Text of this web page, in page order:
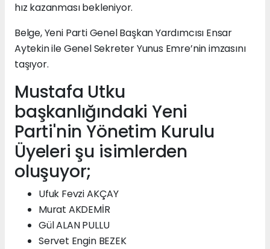
hız kazanması bekleniyor.
Belge, Yeni Parti Genel Başkan Yardımcısı Ensar
Aytekin ile Genel Sekreter Yunus Emre’nin imzasını
taşıyor.
Mustafa Utku
başkanlığındaki Yeni
Parti'nin Yönetim Kurulu
Üyeleri şu isimlerden
oluşuyor;
Ufuk Fevzi AKÇAY
Murat AKDEMİR
Gül ALAN PULLU
Servet Engin BEZEK